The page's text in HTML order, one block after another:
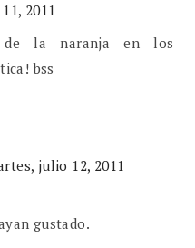
2011
de la naranja en los
bss
julio 12, 2011
gustado.